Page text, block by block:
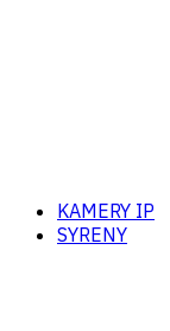
KAMERY IP
SYRENY